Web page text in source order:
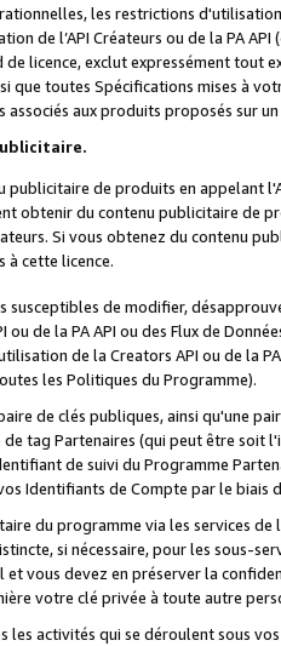
les restrictions
de l’API Créateurs ou de la PA
licence, exclut expressément tout
que toutes Spécifications mises à
aux produits proposés sur
de produits en appelant
obtenir du contenu publicitaire de
Si vous obtenez du contenu
à cette licence.
susceptibles de modifier,
de la PA API ou des Flux de
de la Creators API ou de la
les Politiques du Programme).
de clés publiques, ainsi qu'une
de tag Partenaires (qui peut être soit
de suivi du Programme
Identifiants de Compte par le biais
du programme via les services
si nécessaire, pour les sous-
vous devez en préserver la
votre clé privée à toute autre
les activités qui se déroulent sous